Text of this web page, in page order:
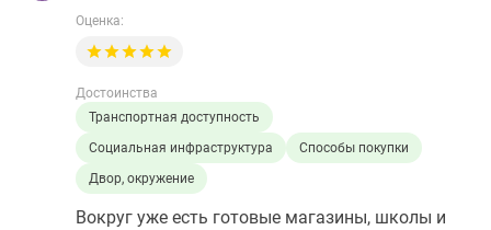
Оценка:
Достоинства
Транспортная доступность
Социальная инфраструктура
Способы покупки
Двор, окружение
Вокруг уже есть готовые магазины, школы и